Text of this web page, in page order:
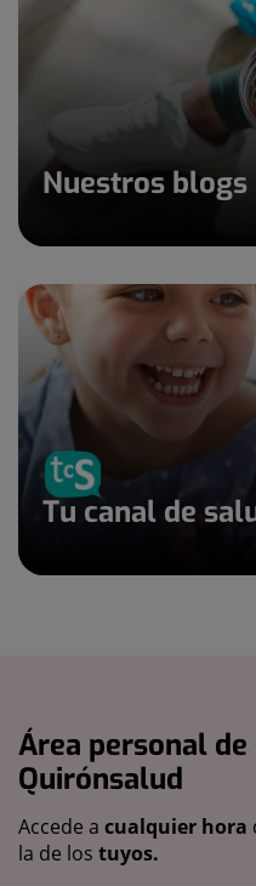
Nuestros blogs
Tu canal de
Área personal
Quirónsalud
Accede a cualquier hora
la de los tuyos.